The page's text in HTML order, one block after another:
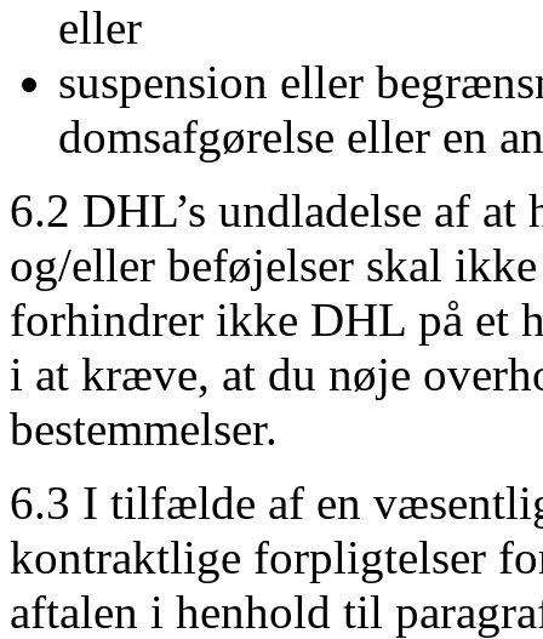
eller
suspension eller
domsafgørelse eller en
6.2 DHL’s undladelse af
og/eller beføjelser skal
forhindrer ikke DHL på et
i at kræve, at du nøje
bestemmelser.
6.3 I tilfælde af en
kontraktlige forpligtelser
aftalen i henhold til